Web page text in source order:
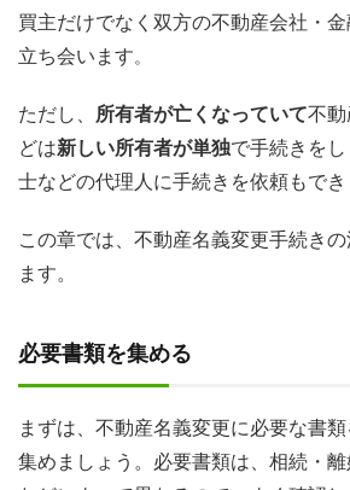
買主だけでなく双方の不動産会社・
立ち会います 。
ただし、 所有者が亡くなっていて不動
どは新しい所有者が単独で手続きを
士などの代理人に手続きを依頼もでき
この章では、不動産名義変更手続き
ます。
必要書類を集める
まずは、不動産名義変更に必要な書
集めましょう。必要書類は、相続・